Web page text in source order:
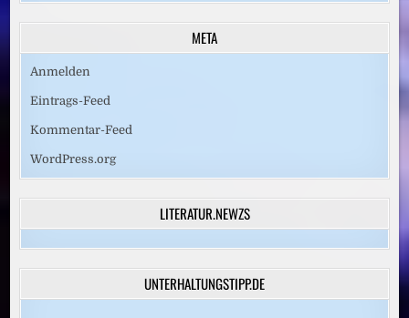
META
Anmelden
Eintrags-Feed
Kommentar-Feed
WordPress.org
LITERATUR.NEWZS
UNTERHALTUNGSTIPP.DE